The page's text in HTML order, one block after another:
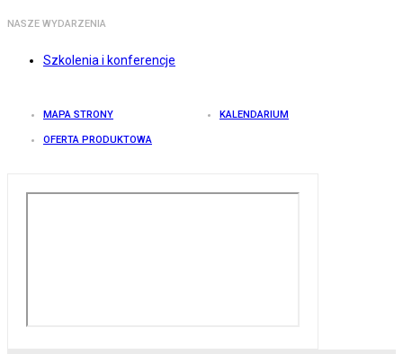
NASZE WYDARZENIA
Szkolenia i konferencje
MAPA STRONY KALENDARIUM
OFERTA PRODUKTOWA